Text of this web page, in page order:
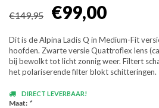
€149,95 €99,00
Dit is de Alpina Ladis Q in Medium-Fit
hoofden. Zwarte versie Quattroflex lens
bij bewolkt tot licht zonnig weer. Filtert
het polariserende filter blokt schitteringen.
DIRECT LEVERBAAR!
Maat: *